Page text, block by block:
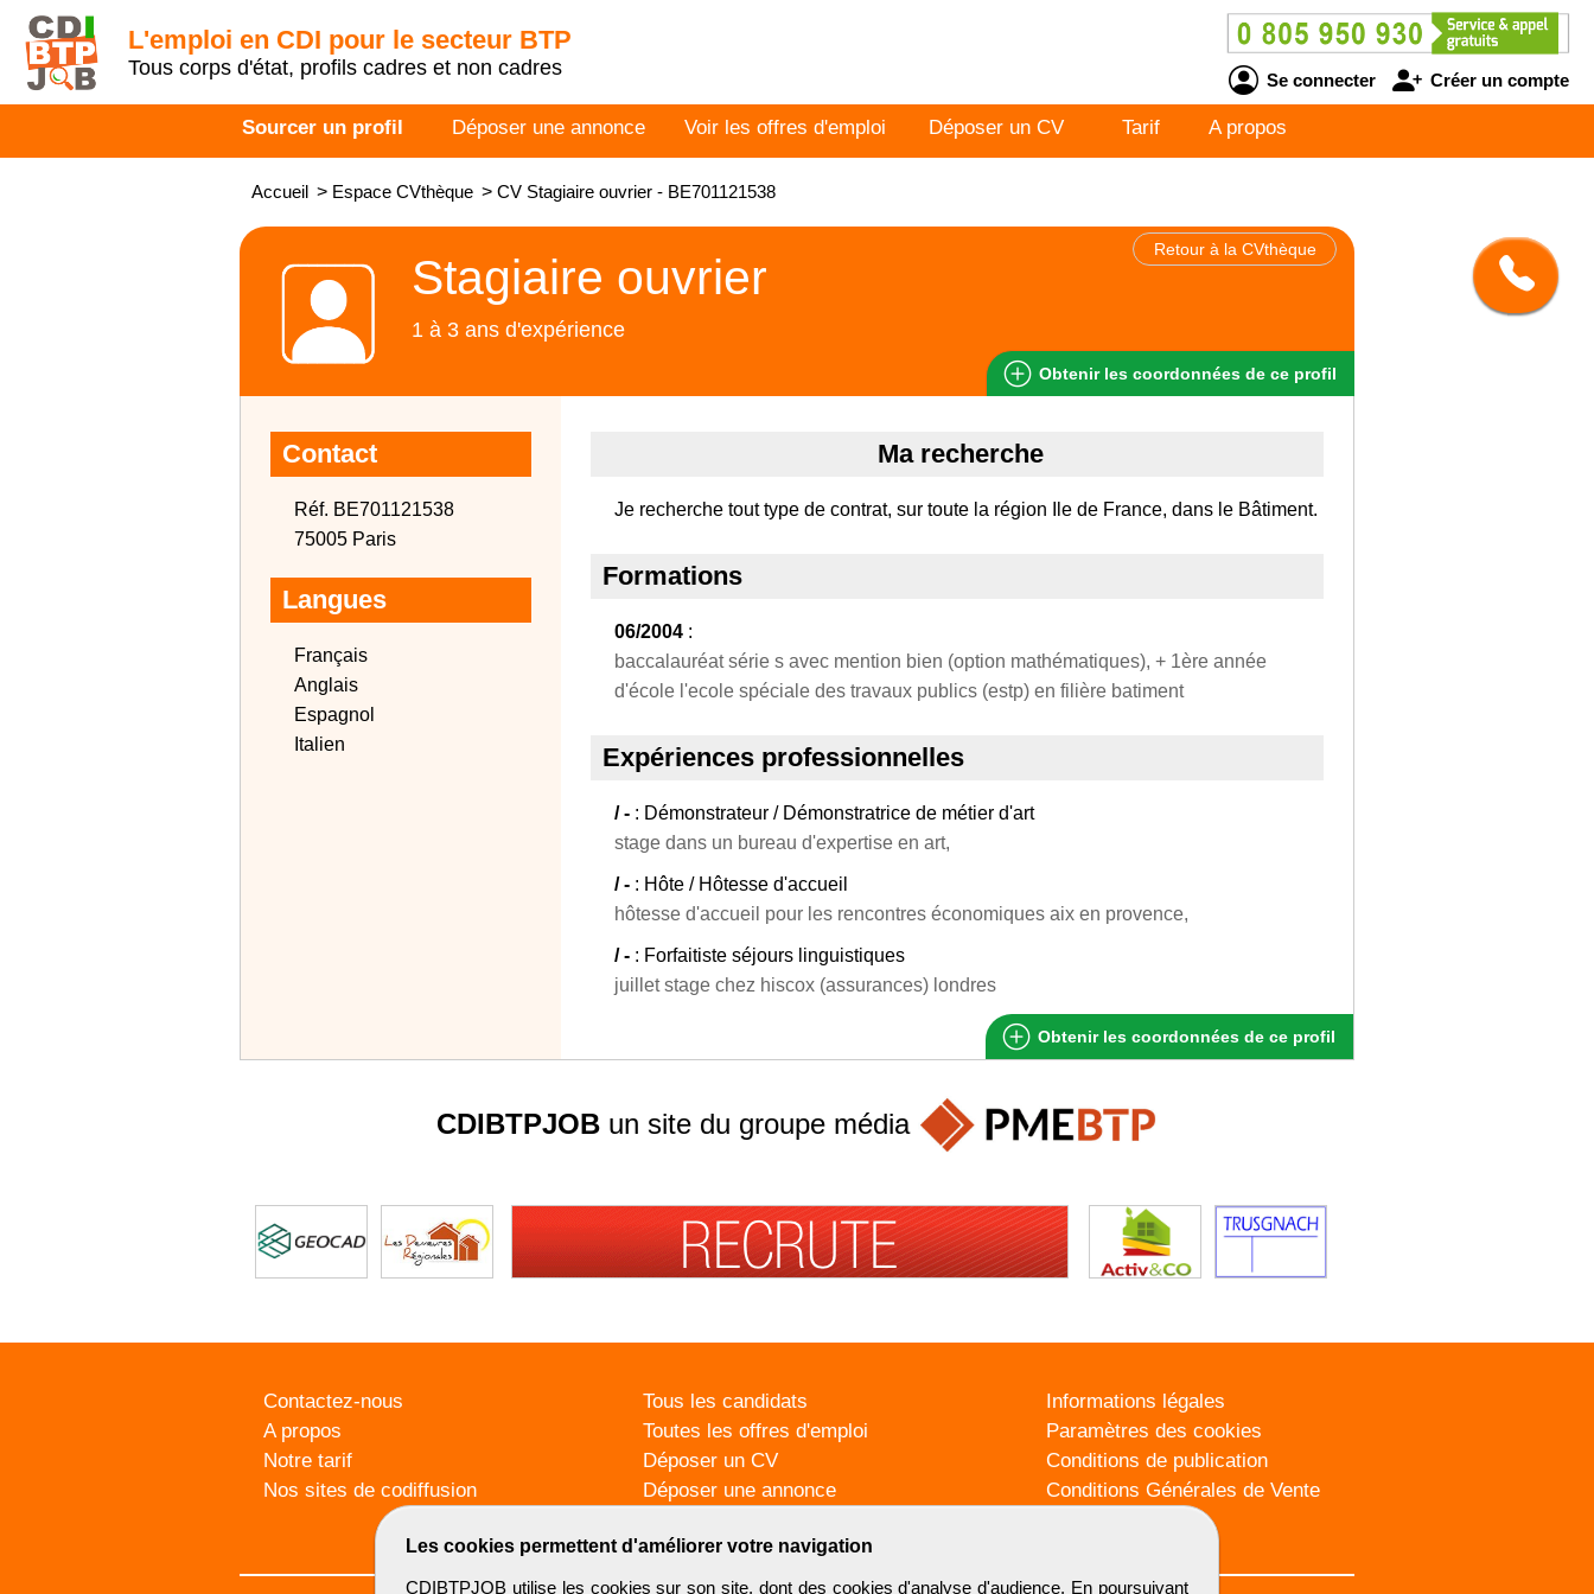
L'emploi en CDI pour le secteur BTP
Tous corps d'état, profils cadres et non cadres
Se connecter Créer un compte
Sourcer un profil Déposer une annonce Voir les offres d'emploi Déposer un CV Tarif A propos
Accueil > Espace CVthèque > CV Stagiaire ouvrier - BE701121538
Retour à la CVthèque
Stagiaire ouvrier
1 à 3 ans d'expérience
Obtenir les coordonnées de ce profil
Contact
Réf. BE701121538
75005 Paris
Langues
Français
Anglais
Espagnol
Italien
Ma recherche
Je recherche tout type de contrat, sur toute la région Ile de France, dans le Bâtiment.
Formations
06/2004 :
baccalauréat série s avec mention bien (option mathématiques), + 1ère année
d'école l'ecole spéciale des travaux publics (estp) en filière batiment
Expériences professionnelles
/ - : Démonstrateur / Démonstratrice de métier d'art
stage dans un bureau d'expertise en art,
/ - : Hôte / Hôtesse d'accueil
hôtesse d'accueil pour les rencontres économiques aix en provence,
/ - : Forfaitiste séjours linguistiques
juillet stage chez hiscox (assurances) londres
Obtenir les coordonnées de ce profil
Les cookies permettent d'améliorer votre navigation
CDIBTPJOB utilise les cookies sur son site, dont des cookies d'analyse d'audience. En poursuivant
CDIBTPJOBun site du groupe média
Contactez-nous
A propos
Notre tarif
Nos sites de codiffusion
Tous les candidats
Toutes les offres d'emploi
Déposer un CV
Déposer une annonce
Informations légales
Paramètres des cookies
Conditions de publication
Conditions Générales de Vente